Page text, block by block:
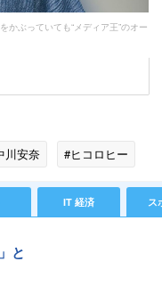
ぶっていても“メディア王”のオー
川安奈
#ヒコロヒー
#作家
#カメラ
#DAIGO
#AIG
ン
IT 経済 ス
と